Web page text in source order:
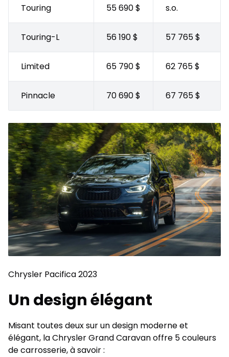
Touring 55 690 $ s.o.
Touring-L 56 190 $ 57 765 $
Limited 65 790 $ 62 765 $
Pinnacle 70 690 $ 67 765 $
Chrysler Pacifica 2023
Un design élégant
Misant toutes deux sur un design moderne et
élégant, la Chrysler Grand Caravan offre 5 couleurs
de carrosserie, à savoir :